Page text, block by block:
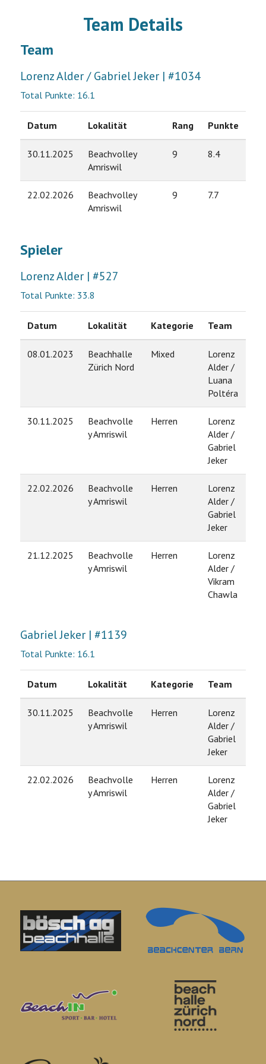
Team Details
Team
Lorenz Alder / Gabriel Jeker | #1034
Total Punkte: 16.1
Datum Lokalität Rang Punkte
30.11.2025
Beachvolley
Amriswil
9 8.4
22.02.2026
Beachvolley
Amriswil
9 7.7
Spieler
Lorenz Alder | #527
Total Punkte: 33.8
Datum Lokalität Kategorie Team
08.01.2023
Beachhalle
Zürich Nord
Mixed
Lorenz
Alder /
Luana
Poltéra
30.11.2025
Beachvolle
y Amriswil
Herren
Lorenz
Alder /
Gabriel
Jeker
22.02.2026
Beachvolle
y Amriswil
Herren
Lorenz
Alder /
Gabriel
Jeker
21.12.2025
Beachvolle
y Amriswil
Herren
Lorenz
Alder /
Vikram
Chawla
Gabriel Jeker | #1139
Total Punkte: 16.1
Datum Lokalität Kategorie Team
30.11.2025
Beachvolle
y Amriswil
Herren
Lorenz
Alder /
Gabriel
Jeker
22.02.2026
Beachvolle
y Amriswil
Herren
Lorenz
Alder /
Gabriel
Jeker